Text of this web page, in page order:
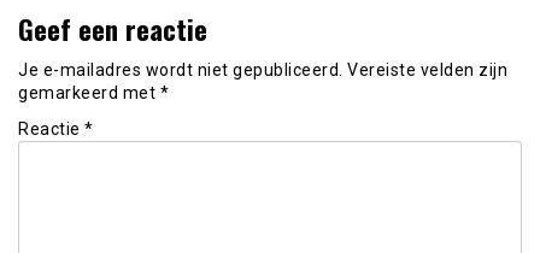
Geef een reactie
Je e-mailadres wordt niet gepubliceerd. Vereiste velden zijn
gemarkeerd met *
Reactie *